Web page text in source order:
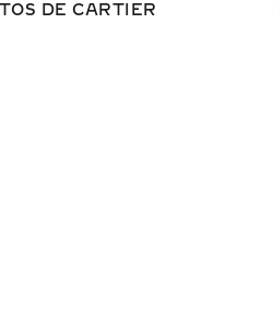
DE CARTIER